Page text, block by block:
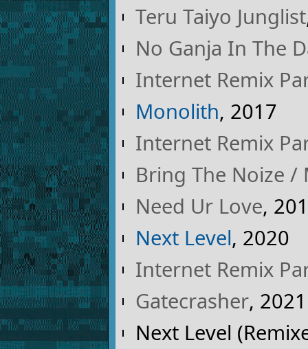
Teru Taiyo Junglist
No Ganja In The
Internet Remix
Monolith, 2017
Internet Remix
Bring The Noize /
Need Ur Love,
Next Level, 2020
Internet Remix
Gatecrasher, 2021
Next Level